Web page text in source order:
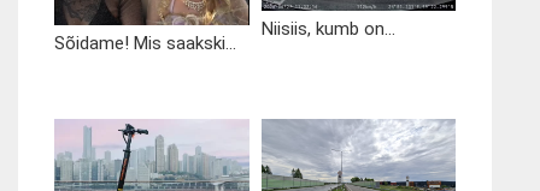
Sõidame! Mis saakski...
Niisiis, kumb on...